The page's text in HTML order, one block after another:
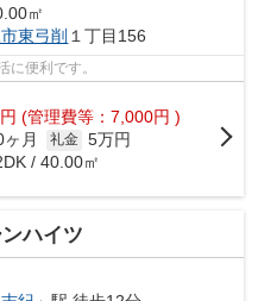
㎡
東弓削 １丁目156
に便利です。
円 (管理費等：7,000円 )
ヶ月 礼金 5万円
/ 40.00㎡
ハイツ